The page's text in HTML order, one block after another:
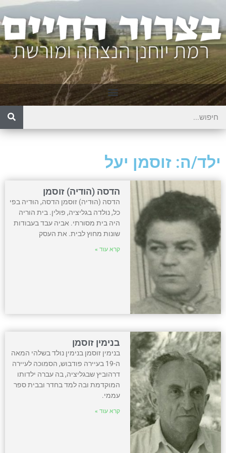
ילד/ה: זוסמן יעל
הדסה (הודיה) זוסמן
הדסה (הוּדיה) זוסמן הדסה, הוּדיה בפי
כל, נולדה בגליציה, פולין. בית הוריה
היה בית מסורתי. אביה עבד בעבודות
שונות מחוץ לבית. את העסק
קרא עוד »
בנימין זוסמן
בנימין זוסמן בנימין נולד בשלהי המאה
ה-19 בעיירה פודבוש, הסמוכה לעיירה
דרהוביץ שבגליציה, בה עברה ילדותו
המוקדמת ובה למד בחדר ובבית ספר
עממי.
קרא עוד »